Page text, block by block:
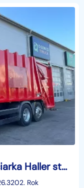
Inna TGA 26.320 Man śmieciarka Haller stan bardzo dobry
Rok